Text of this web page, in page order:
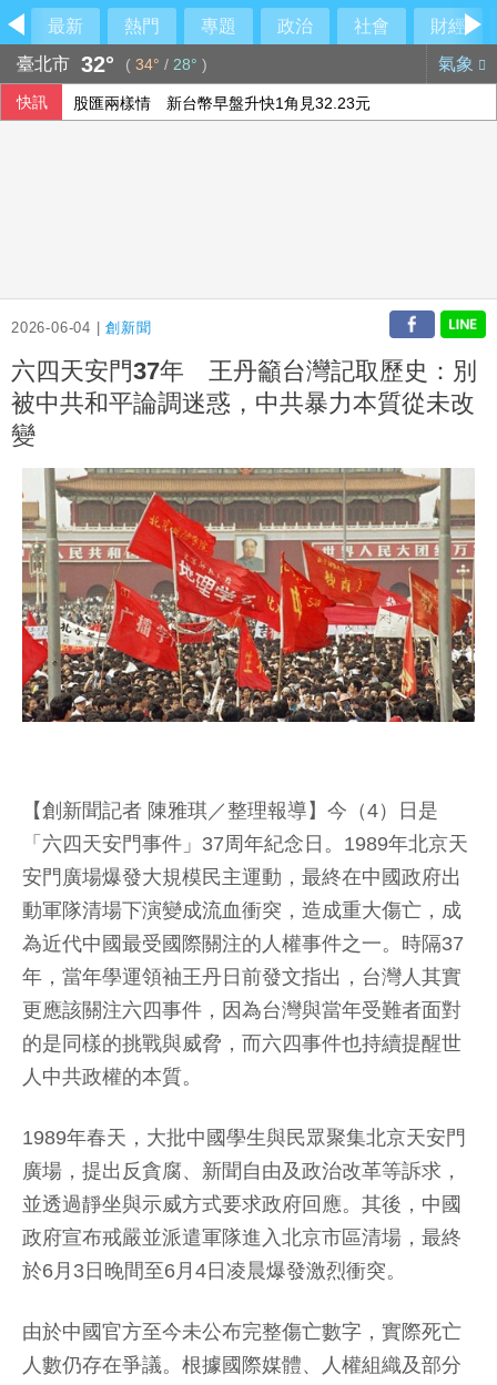
最新 熱門 專題 政治 社會
財經
臺北市 32° ( 34° / 28° ) 氣象
快訊 股匯兩樣情 新台幣早盤升快1角見32.23元
2026-06-04 |創新聞
六四天安門37年 王丹籲台灣記取歷史：別
被中共和平論調迷惑，中共暴力本質從未改
變
【創新聞記者 陳雅琪／整理報導】今（4）日是
「六四天安門事件」37周年紀念日。1989年北京天
安門廣場爆發大規模民主運動，最終在中國政府出
動軍隊清場下演變成流血衝突，造成重大傷亡，成
為近代中國最受國際關注的人權事件之一。時隔37
年，當年學運領袖王丹日前發文指出，台灣人其實
更應該關注六四事件，因為台灣與當年受難者面對
的是同樣的挑戰與威脅，而六四事件也持續提醒世
人中共政權的本質。
1989年春天，大批中國學生與民眾聚集北京天安門
廣場，提出反貪腐、新聞自由及政治改革等訴求，
並透過靜坐與示威方式要求政府回應。其後，中國
政府宣布戒嚴並派遣軍隊進入北京市區清場，最終
於6月3日晚間至6月4日凌晨爆發激烈衝突。
由於中國官方至今未公布完整傷亡數字，實際死亡
人數仍存在爭議。根據國際媒體、人權組織及部分